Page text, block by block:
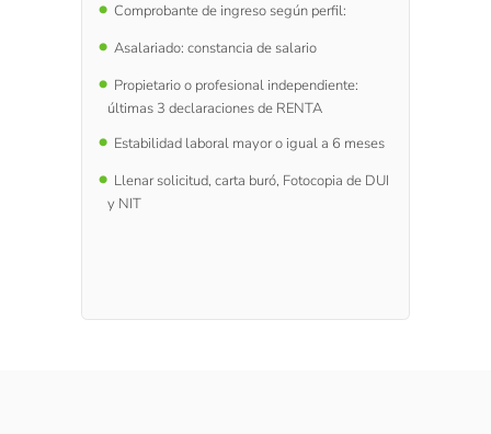
Comprobante de ingreso según perfil:
Asalariado: constancia de salario
Propietario o profesional independiente:
últimas 3 declaraciones de RENTA
Estabilidad laboral mayor o igual a 6 meses
Llenar solicitud, carta buró, Fotocopia de DUI
y NIT